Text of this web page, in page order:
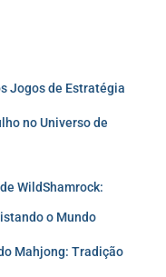
Jogos de Estratégia
no Universo de
WildShamrock:
o Mundo
Mahjong: Tradição